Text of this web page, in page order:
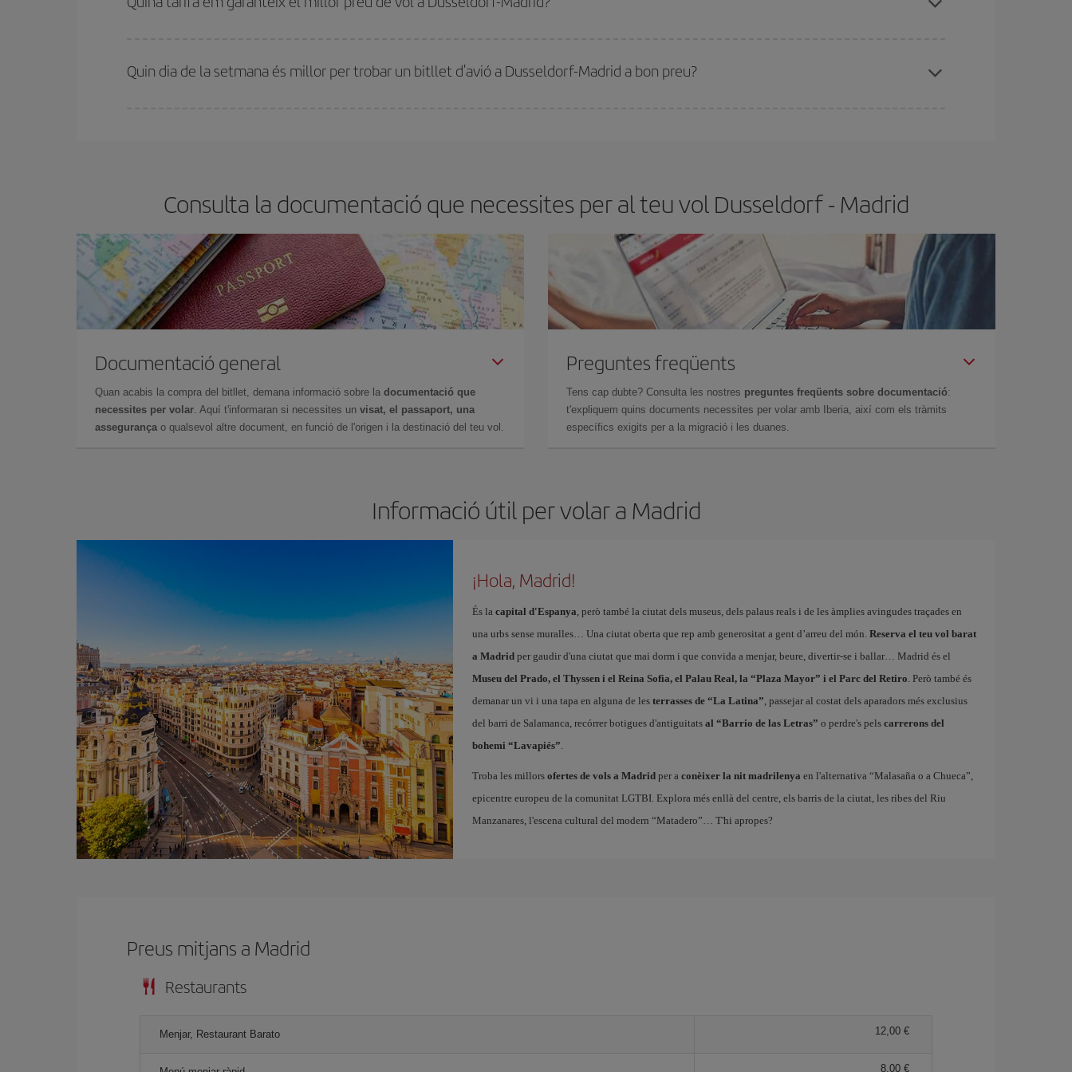
Quin dia de la setmana és millor per trobar un bitllet d'avió a Dusseldorf-Madrid a bon preu?
Consulta la documentació que necessites per al teu vol Dusseldorf - Madrid
Documentació general
Quan acabis la compra del bitllet, demana informació sobre la documentació que
necessites per volar. Aquí t'informaran si necessites un visat, el passaport, una
assegurança o qualsevol altre document, en funció de l'origen i la destinació del teu vol.
Preguntes freqüents
Tens cap dubte? Consulta les nostres preguntes freqüents sobre documentació:
t'expliquem quins documents necessites per volar amb Iberia, així com els tràmits
específics exigits per a la migració i les duanes.
Informació útil per volar a Madrid
¡Hola, Madrid!
És la capital d'Espanya, però també la ciutat dels museus, dels palaus reals i de les àmplies avingudes traçades en
una urbs sense muralles… Una ciutat oberta que rep amb generositat a gent d’arreu del món. Reserva el teu vol barat
a Madridper gaudir d'una ciutat que mai dorm i que convida a menjar, beure, divertir-se i ballar… Madrid és el
Museu del Prado, el Thyssen i el Reina Sofia, el Palau Real, la “Plaza Mayor” i el Parc del Retiro. Però també és
demanar un vi i una tapa en alguna de les terrasses de “La Latina”, passejar al costat dels aparadors més exclusius
del barri de Salamanca, recórrer botigues d'antiguitats al “Barrio de las Letras” o perdre's pels carrerons del
bohemi “Lavapiés”.
Troba les millors ofertes de vols a Madridper a conèixer la nit madrilenya en l'alternativa “Malasaña o a Chueca”,
epicentre europeu de la comunitat LGTBI. Explora més enllà del centre, els barris de la ciutat, les ribes del Riu
Manzanares, l'escena cultural del modern “Matadero”… T'hi apropes?
Preus mitjans a Madrid
Restaurants
Menjar, Restaurant Barato 12,00
8,00